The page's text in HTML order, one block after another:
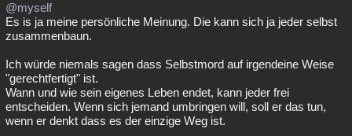
@myself
Es is ja meine persönliche Meinung. Die kann sich ja jeder selbst
zusammenbaun.
Ich würde niemals sagen dass Selbstmord auf irgendeine Weise
"gerechtfertigt" ist.
Wann und wie sein eigenes Leben endet, kann jeder frei
entscheiden. Wenn sich jemand umbringen will, soll er das tun,
wenn er denkt dass es der einzige Weg ist.